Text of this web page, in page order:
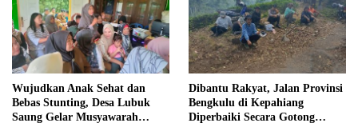
Wujudkan Anak Sehat dan
Bebas Stunting, Desa Lubuk
Saung Gelar Musyawarah
Dibantu Rakyat, Jalan Provinsi
Bengkulu di Kepahiang
Diperbaiki Secara Gotong